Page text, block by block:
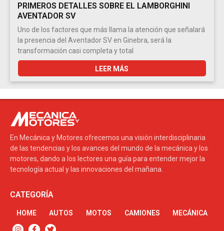
PRIMEROS DETALLES SOBRE EL LAMBORGHINI
AVENTADOR SV
Uno de los factores que más llama la atención que señalará
la presencia del Aventador SV en Ginebra, será la
transformación casi completa y total
LEER MÁS
En Mecánica y Motores ofrecemos una visión interdisciplinaria
de las tendencias y los avances del mundo de la mecánica y los
motores, dando a los lectores una guía para entender mejor la
tecnología actual y las innovaciones del mañana.
CATEGORÍA
HOME AUTOS MOTOS CAMIONES MECÁNICA